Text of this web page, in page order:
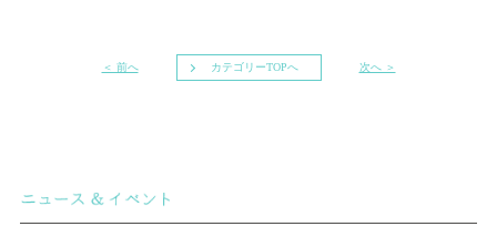
＜ 前へ カテゴリーTOPへ 次へ ＞